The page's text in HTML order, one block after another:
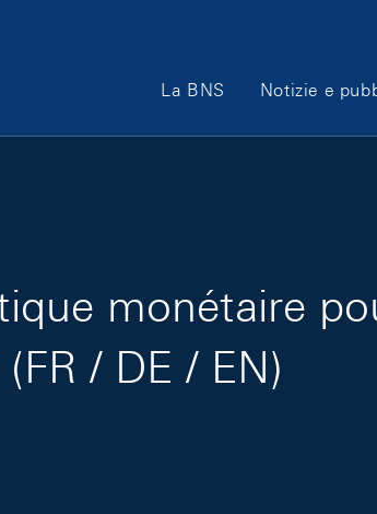
Main Navigation
La BNS Notizie e
monétaire
/ DE / EN)